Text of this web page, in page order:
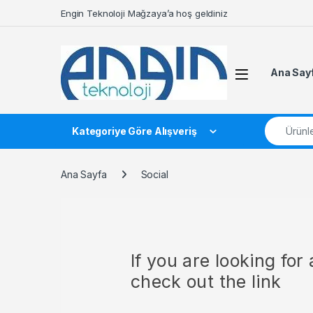
Engin Teknoloji Mağzaya’a hoş geldiniz
Ana
Kategoriye Göre Alışveriş
Search for:
Ana Sayfa Social
If you are looking for
check out the link